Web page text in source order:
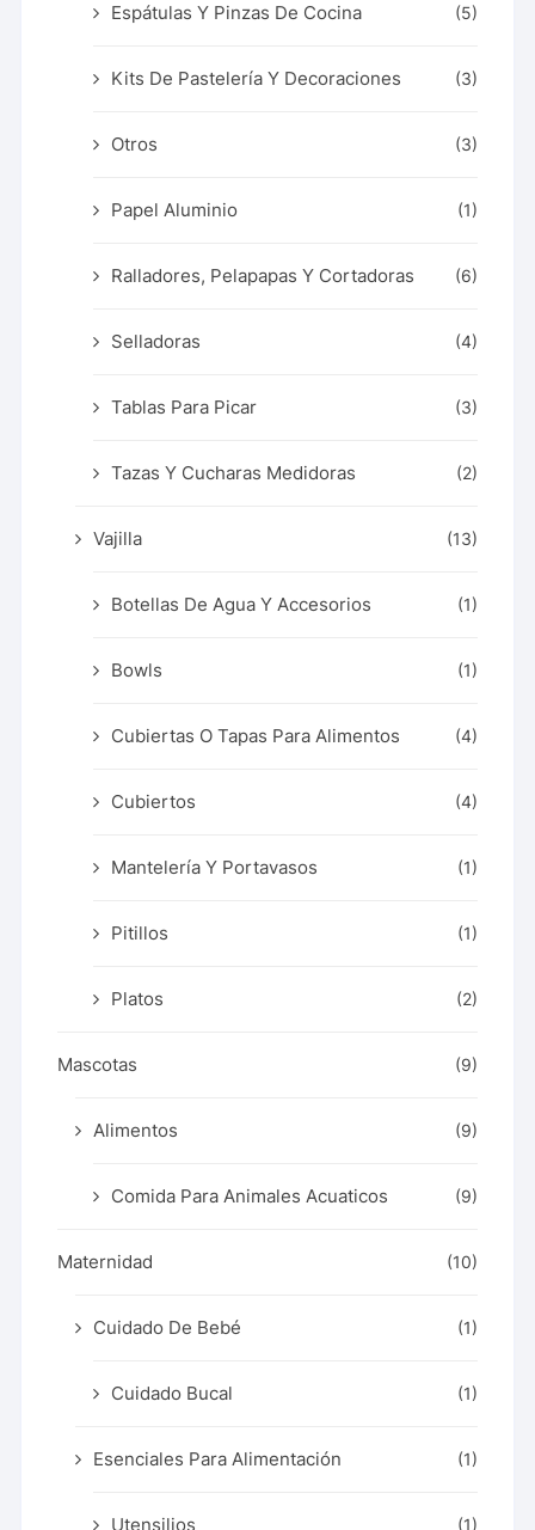
Espátulas Y Pinzas De Cocina (5)
Kits De Pastelería Y Decoraciones (3)
Otros (3)
Papel Aluminio (1)
Ralladores, Pelapapas Y Cortadoras (6)
Selladoras (4)
Tablas Para Picar (3)
Tazas Y Cucharas Medidoras (2)
Vajilla (13)
Botellas De Agua Y Accesorios (1)
Bowls (1)
Cubiertas O Tapas Para Alimentos (4)
Cubiertos (4)
Mantelería Y Portavasos (1)
Pitillos (1)
Platos (2)
Mascotas (9)
Alimentos (9)
Comida Para Animales Acuaticos (9)
Maternidad (10)
Cuidado De Bebé (1)
Cuidado Bucal (1)
Esenciales Para Alimentación (1)
Utensilios (1)